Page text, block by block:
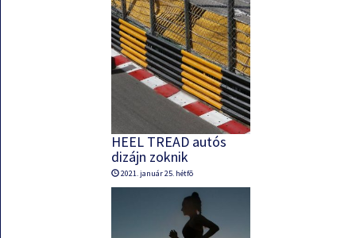
HEEL TREAD autós
dizájn zoknik
2021. január 25. hétfõ